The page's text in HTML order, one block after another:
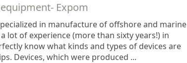
Expom
in manufacture of offshore and marine
lot of experience (more than sixty years!) in
know what kinds and types of devices are
Devices, which were produced ...